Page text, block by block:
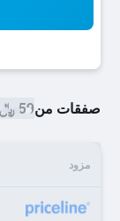
صفقات من59 ﷼
مزود